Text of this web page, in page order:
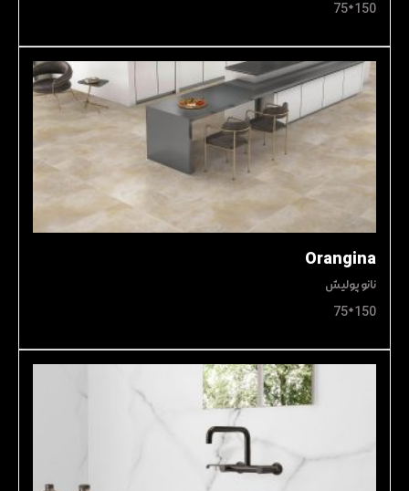
150*75
Orangina
نانو پولیش
150*75